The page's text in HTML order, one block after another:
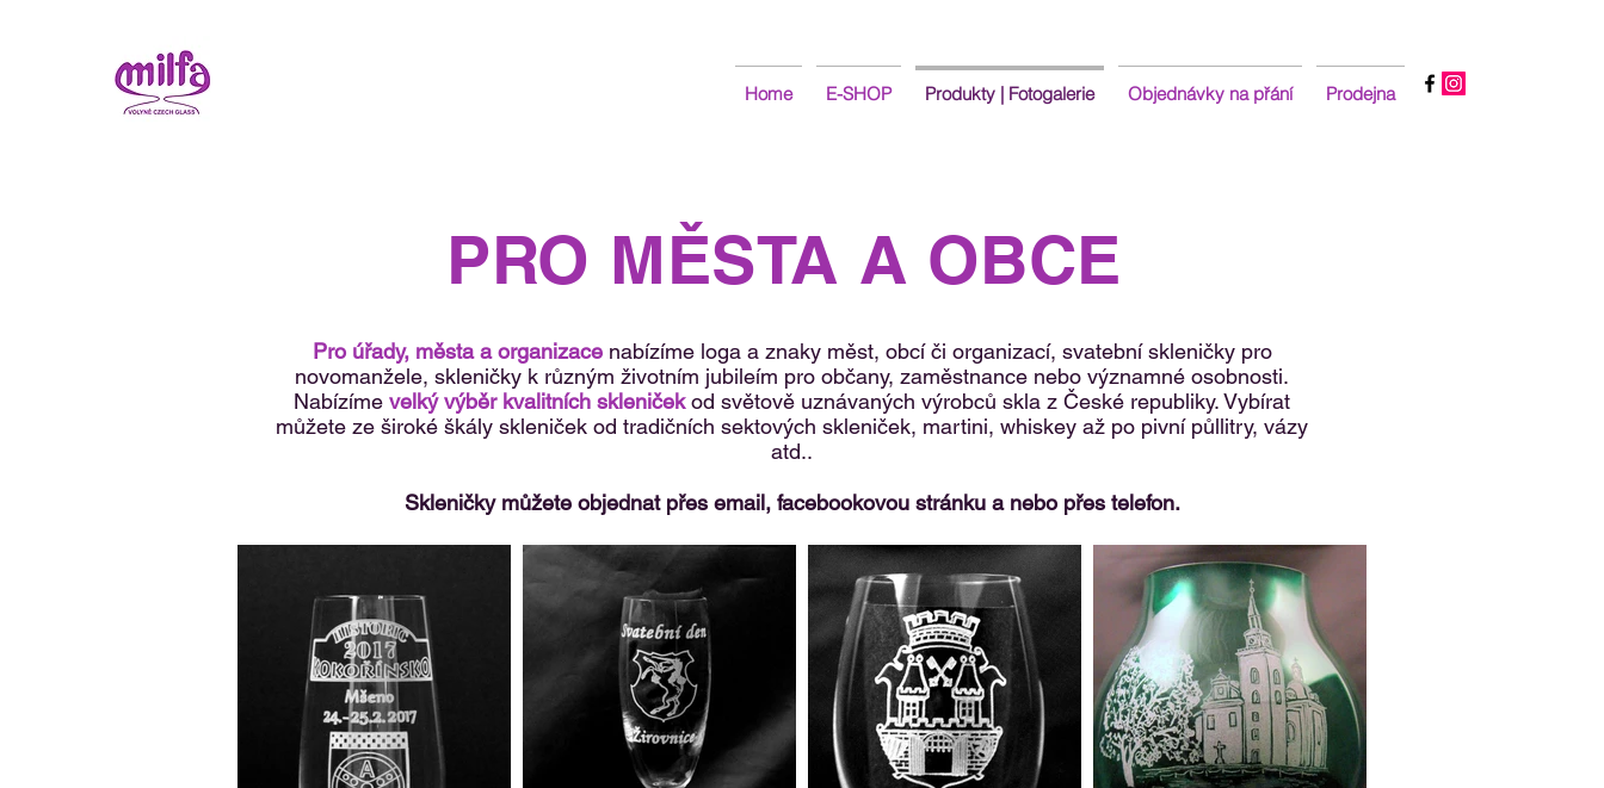
Home E-SHOP Produkty | Fotogalerie Objednávky na přání Prodejna
PRO MĚSTA A OBCE
Pro úřady, města a organizacenabízíme loga a znaky měst, obcí či organizací, svatební skleničky pro
novomanžele, skleničky k různým životním jubileím pro občany, zaměstnance nebo významné osobnosti.
Nabízíme velký výběr kvalitních skleničekod světově uznávaných výrobců skla z České republiky. Vybírat
můžete ze široké škály skleniček od tradičních sektových skleniček, martini, whiskey až po pivní půllitry, vázy
atd..
Skleničky můžete objednat přes email, facebookovou stránku a nebo přes telefon.